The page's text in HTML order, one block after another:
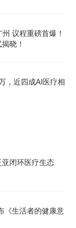
议程重磅首爆！
晓！
，近四成AI医疗相
闭环医疗生态
《生活者的健康意